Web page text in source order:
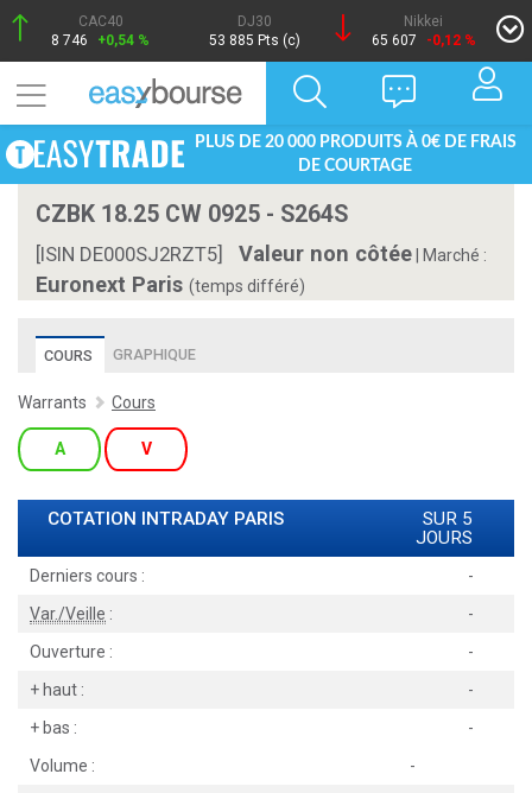
CAC40
8 746
+0,54 %
DJ30
53 885 Pts (c)
Nikkei
65 607
-0,12 %
PLUS DE 20 000 PRODUITS À 0€ DE FRAIS
DE COURTAGE
CZBK 18.25 CW 0925 - S264S
[ISIN DE000SJ2RZT5] Valeur non côtée Marché :
Euronext Paris (temps différé)
COURS GRAPHIQUE
Warrants Cours
A V
COTATION INTRADAY PARIS
SUR 5
JOURS
Derniers cours :
-
Var./Veille :
-
Ouverture :
-
+ haut :
-
+ bas :
-
Volume :
-